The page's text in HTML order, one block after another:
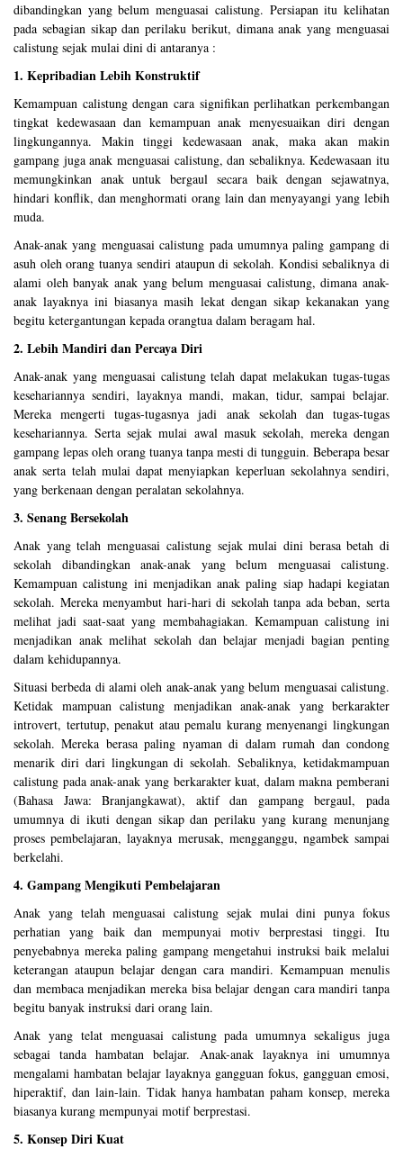
dibandingkan yang belum menguasai calistung. Persiapan itu kelihatan
pada sebagian sikap dan perilaku berikut, dimana anak yang menguasai
calistung sejak mulai dini di antaranya :
1. Kepribadian Lebih Konstruktif
Kemampuan calistung dengan cara signifikan perlihatkan perkembangan
tingkat kedewasaan dan kemampuan anak menyesuaikan diri dengan
lingkungannya. Makin tinggi kedewasaan anak, maka akan makin
gampang juga anak menguasai calistung, dan sebaliknya. Kedewasaan itu
memungkinkan anak untuk bergaul secara baik dengan sejawatnya,
hindari konflik, dan menghormati orang lain dan menyayangi yang lebih
muda.
Anak-anak yang menguasai calistung pada umumnya paling gampang di
asuh oleh orang tuanya sendiri ataupun di sekolah. Kondisi sebaliknya di
alami oleh banyak anak yang belum menguasai calistung, dimana anak-
anak layaknya ini biasanya masih lekat dengan sikap kekanakan yang
begitu ketergantungan kepada orangtua dalam beragam hal.
2. Lebih Mandiri dan Percaya Diri
Anak-anak yang menguasai calistung telah dapat melakukan tugas-tugas
kesehariannya sendiri, layaknya mandi, makan, tidur, sampai belajar.
Mereka mengerti tugas-tugasnya jadi anak sekolah dan tugas-tugas
kesehariannya. Serta sejak mulai awal masuk sekolah, mereka dengan
gampang lepas oleh orang tuanya tanpa mesti di tungguin. Beberapa besar
anak serta telah mulai dapat menyiapkan keperluan sekolahnya sendiri,
yang berkenaan dengan peralatan sekolahnya.
3. Senang Bersekolah
Anak yang telah menguasai calistung sejak mulai dini berasa betah di
sekolah dibandingkan anak-anak yang belum menguasai calistung.
Kemampuan calistung ini menjadikan anak paling siap hadapi kegiatan
sekolah. Mereka menyambut hari-hari di sekolah tanpa ada beban, serta
melihat jadi saat-saat yang membahagiakan. Kemampuan calistung ini
menjadikan anak melihat sekolah dan belajar menjadi bagian penting
dalam kehidupannya.
Situasi berbeda di alami oleh anak-anak yang belum menguasai calistung.
Ketidak mampuan calistung menjadikan anak-anak yang berkarakter
introvert, tertutup, penakut atau pemalu kurang menyenangi lingkungan
sekolah. Mereka berasa paling nyaman di dalam rumah dan condong
menarik diri dari lingkungan di sekolah. Sebaliknya, ketidakmampuan
calistung pada anak-anak yang berkarakter kuat, dalam makna pemberani
(Bahasa Jawa: Branjangkawat), aktif dan gampang bergaul, pada
umumnya di ikuti dengan sikap dan perilaku yang kurang menunjang
proses pembelajaran, layaknya merusak, mengganggu, ngambek sampai
berkelahi.
4. Gampang Mengikuti Pembelajaran
Anak yang telah menguasai calistung sejak mulai dini punya fokus
perhatian yang baik dan mempunyai motiv berprestasi tinggi. Itu
penyebabnya mereka paling gampang mengetahui instruksi baik melalui
keterangan ataupun belajar dengan cara mandiri. Kemampuan menulis
dan membaca menjadikan mereka bisa belajar dengan cara mandiri tanpa
begitu banyak instruksi dari orang lain.
Anak yang telat menguasai calistung pada umumnya sekaligus juga
sebagai tanda hambatan belajar. Anak-anak layaknya ini umumnya
mengalami hambatan belajar layaknya gangguan fokus, gangguan emosi,
hiperaktif, dan lain-lain. Tidak hanya hambatan paham konsep, mereka
biasanya kurang mempunyai motif berprestasi.
5. Konsep Diri Kuat